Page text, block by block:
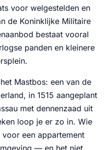
voor welgestelden en
de Koninklijke Militaire
bestaat vooral
panden en kleinere
Mastbos: een van de
in 1515 aangeplant
met dennenzaad uit
loop je er zo in. Wie
een appartement
— en het niet